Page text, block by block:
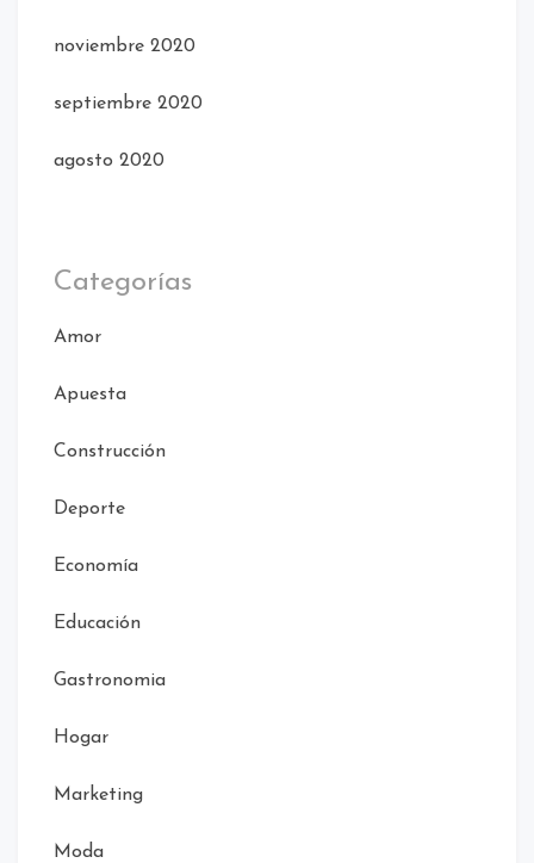
noviembre 2020
septiembre 2020
agosto 2020
Categorías
Amor
Apuesta
Construcción
Deporte
Economía
Educación
Gastronomia
Hogar
Marketing
Moda